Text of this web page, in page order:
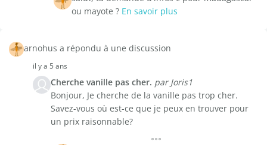
ou mayote ? En savoir plus
arnohus a répondu à une discussion
il y a 5 ans
Cherche vanille pas cher. par Joris1
Bonjour, Je cherche de la vanille pas trop cher.
Savez-vous où est-ce que je peux en trouver pour
un prix raisonnable?